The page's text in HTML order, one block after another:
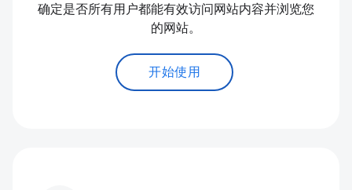
确定是否所有用户都能有效访问网站内容并浏览您
的网站。
开始使用